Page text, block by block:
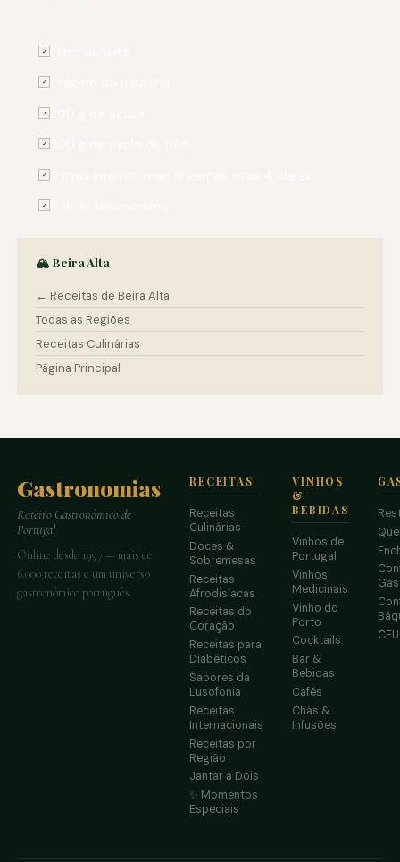
✓
✓
✓
✓
✓
✓
🏔️ Beira Alta
← Receitas de Beira Alta
Todas as Regiões
Receitas Culinárias
Página Principal
Gastronomias
Roteiro Gastronómico de
Portugal
Online desde 1997 — mais de
6.000 receitas e um universo
gastronómico português.
RECEITAS
Receitas
Culinárias
Doces &
Sobremesas
Receitas
Afrodisíacas
Receitas do
Coração
Receitas para
Diabéticos
Sabores da
Lusofonia
Receitas
Internacionais
Receitas por
Região
Jantar a Dois
✨ Momentos
Especiais
VINHOS
&
BEBIDAS
Vinhos de
Portugal
Vinhos
Medicinais
Vinho do
Porto
Cocktails
Bar &
Bebidas
Cafés
Chás &
Infusões